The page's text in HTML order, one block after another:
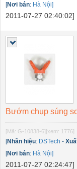
[Nơi bán: Hà Nội]
2011-07-27 02:40:02]
Bướm chụp súng
[Mã: G-10838-6][xem: 1776]
[Nhãn hiệu: DSTech -
[Nơi bán: Hà Nội]
2011-07-27 02:24:47]